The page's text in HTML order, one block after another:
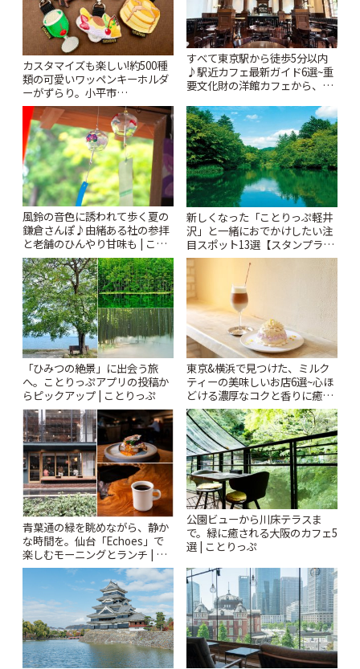
カスタマイズも楽しい!約500種
類の可愛いワッペンキーホルダ
ーがずらり。小平市
「Kimamaya T&K」 | ことりっ
ぷ
すべて東京駅から徒歩5分以内
♪駅近カフェ最新ガイド6選~重
要文化財の洋館カフェから、改
りっぷ
風鈴の音色に誘われて歩く夏の
鎌倉さんぽ♪由緒ある社の参拝
と老舗のひんやり甘味も | こと
りっぷ
新しくなった「ことりっぷ軽井
沢」と一緒におでかけしたい注
目スポット13選【スタンプラリ
ー開催中】 | ことりっぷ
「ひみつの絶景」に出会う旅
へ。ことりっぷアプリの投稿か
らピックアップ | ことりっぷ
東京&横浜で見つけた、ミルク
ティーの美味しいお店6選~心ほ
どける濃厚なコクと香りに癒や
されるティータイム~ | ことりっ
ぷ
青葉通の緑を眺めながら、静か
な時間を。仙台「Echoes」で
楽しむモーニングとランチ | こ
とりっぷ
公園ビューから川床テラスま
で。緑に癒される大阪のカフェ5
選 | ことりっぷ